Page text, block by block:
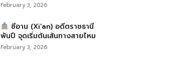
February 3, 2026
ซีอาน (Xi’an) อดีตราชธานี
พันปี จุดเริ่มต้นเส้นทางสายไหม
February 3, 2026